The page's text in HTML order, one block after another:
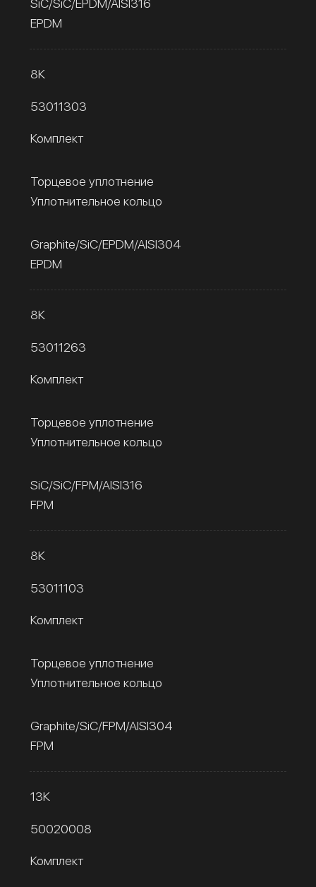
SiC/SiC/EPDM/AISI316
EPDM
8К
53011303
Комплект
Торцевое уплотнение
Уплотнительное кольцо
Graphite/SiC/EPDM/AISI304
EPDM
8К
53011263
Комплект
Торцевое уплотнение
Уплотнительное кольцо
SiC/SiC/FPM/AISI316
FPM
8К
53011103
Комплект
Торцевое уплотнение
Уплотнительное кольцо
Graphite/SiC/FPM/AISI304
FPM
13К
50020008
Комплект